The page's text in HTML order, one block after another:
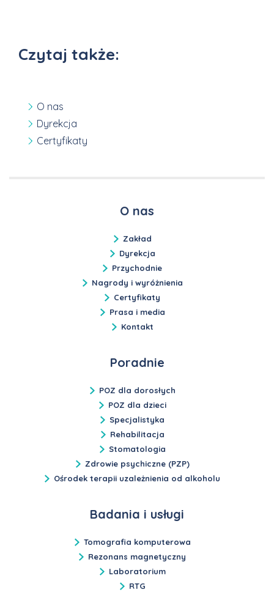
Czytaj także:
O nas
Dyrekcja
Certyfikaty
O nas
Zakład
Dyrekcja
Przychodnie
Nagrody i wyróżnienia
Certyfikaty
Prasa i media
Kontakt
Poradnie
POZ dla dorosłych
POZ dla dzieci
Specjalistyka
Rehabilitacja
Stomatologia
Zdrowie psychiczne (PZP)
Ośrodek terapii uzależnienia od alkoholu
Badania i usługi
Tomografia komputerowa
Rezonans magnetyczny
Laboratorium
RTG